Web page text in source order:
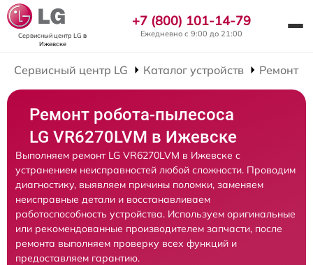
Сервисный центр LG в
Ижевске
+7 (800) 101-14-79
Ежедневно с 9:00 до 21:00
Сервисный центр LG Каталог устройств Ремонт
Ремонт робота-пылесоса
LG VR6270LVM в Ижевске
Выполняем ремонт LG VR6270LVM в Ижевске с
устранением неисправностей любой сложности. Проводим
диагностику, выявляем причины поломки, заменяем
неисправные детали и восстанавливаем
работоспособность устройства. Используем оригинальные
или рекомендованные производителем запчасти, после
ремонта выполняем проверку всех функций и
предоставляем гарантию.